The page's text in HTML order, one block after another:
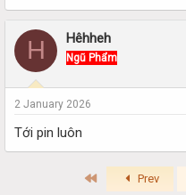
H Hêhheh
Ngũ Phẩm
2 January 2026
Tới pin luôn
First Prev